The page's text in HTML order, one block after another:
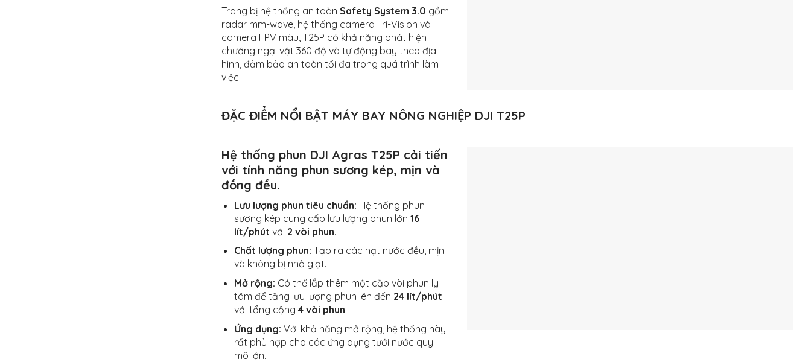
Trang bị hệ thống an toàn Safety System 3.0 gồm
radar mm-wave, hệ thống camera Tri-Vision và
camera FPV màu, T25P có khả năng phát hiện
chướng ngại vật 360 độ và tự động bay theo địa
hình, đảm bảo an toàn tối đa trong quá trình làm
việc.
ĐẶC ĐIỂM NỔI BẬT MÁY BAY NÔNG NGHIỆP DJI T25P
Hệ thống phun DJI Agras T25P cải tiến
với tính năng phun sương kép, mịn và
đồng đều.
Lưu lượng phun tiêu chuẩn: Hệ thống phun
sương kép cung cấp lưu lượng phun lớn 16
lít/phút với 2 vòi phun.
Chất lượng phun: Tạo ra các hạt nước đều, mịn
và không bị nhỏ giọt.
Mở rộng: Có thể lắp thêm một cặp vòi phun ly
tâm để tăng lưu lượng phun lên đến 24 lít/phút
với tổng cộng 4 vòi phun.
Ứng dụng: Với khả năng mở rộng, hệ thống này
rất phù hợp cho các ứng dụng tưới nước quy
mô lớn.